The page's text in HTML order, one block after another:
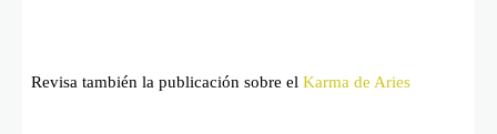
Revisa también la publicación sobre el Karma de Aries